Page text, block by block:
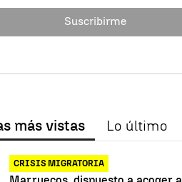
Suscribirme
más vistas Lo último
CRISIS MIGRATORIA